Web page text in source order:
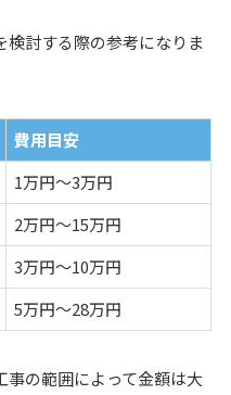
検討する際の参考になりま
費用目安
1万円〜3万円
2万円〜15万円
3万円〜10万円
5万円〜28万円
事の範囲によって金額は大